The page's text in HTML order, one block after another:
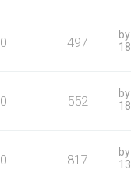
0 497 by
0 552 by
0 817 by